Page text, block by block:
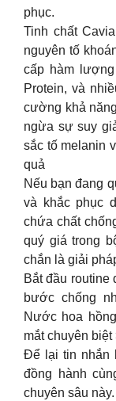
phục.
Tinh chất
nguyên tố
cấp hàm
Protein, và
cường khả
ngừa sự suy
sắc tố melanin
quả
Nếu bạn đang
và khắc phục
chứa chất
quý giá trong
chắn là giải
Bắt đầu
bước chống
Nước hoa
mắt chuyên
Để lại tin nhắn
đồng hành
chuyên sâu này.